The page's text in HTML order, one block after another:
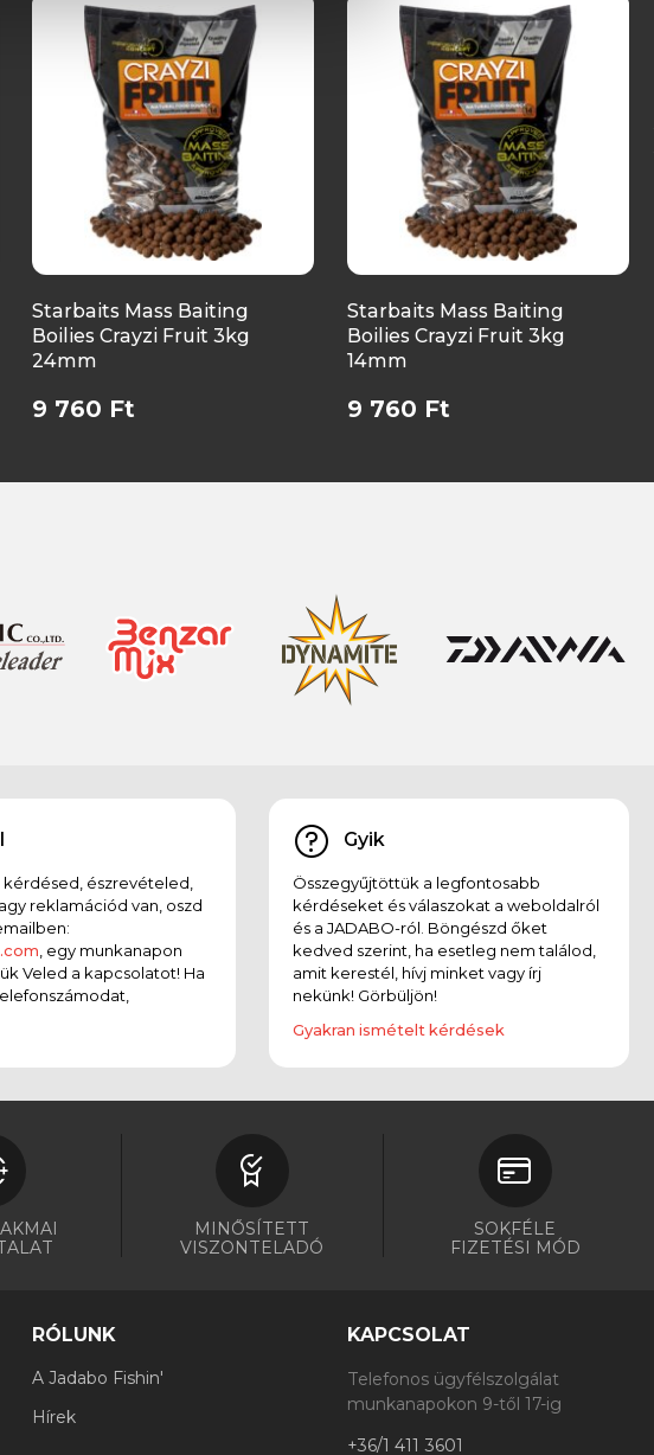
Starbaits Mass Baiting
Boilies Crayzi Fruit 3kg
24mm
9 760 Ft
Starbaits Mass Baiting
Boilies Crayzi Fruit 3kg
14mm
9 760 Ft
kérdésed, észrevételed,
reklamációd van, oszd
, egy munkanapon
Veled a kapcsolatot! Ha
Gyik
Összegyűjtöttük a legfontosabb
kérdéseket és válaszokat a weboldalról
és a JADABO-ról. Böngészd őket
kedved szerint, ha esetleg nem találod,
amit kerestél, hívj minket vagy írj
nekünk! Görbüljön!
Gyakran ismételt kérdések
MINŐSÍTETT
VISZONTELADÓ
SOKFÉLE
FIZETÉSI MÓD
RÓLUNK
A Jadabo Fishin'
Hírek
KAPCSOLAT
Telefonos ügyfélszolgálat
munkanapokon 9-től 17-ig
+36/1 411 3601